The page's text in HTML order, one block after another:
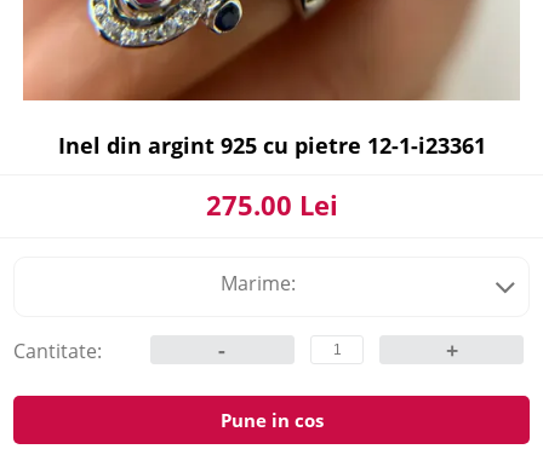
Inel din argint 925 cu pietre 12-1-i23361
275.00 Lei
Marime:
Cantitate: - +
Pune in cos